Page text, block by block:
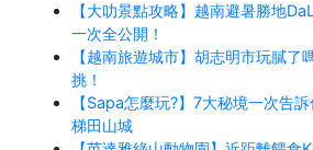
【大叻景點攻略】越南避暑勝地
一次全公開！
【越南旅遊城市】胡志明市玩膩了
挑！
【Sapa怎麼玩?】7大秘境一次告
梯田山城